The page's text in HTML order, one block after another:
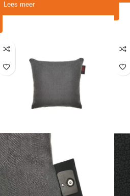
Lees meer